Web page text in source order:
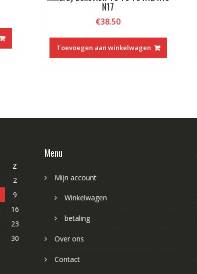
N17
€38.50
Toevoegen aan winkelwagen
Z
2
9
16
23
30
Menu
Mijn account
Winkelwagen
betaling
Over ons
Contact